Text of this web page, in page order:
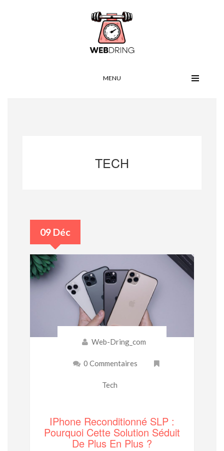
MENU
TECH
09 Déc
Web-Dring_com
0 Commentaires
Tech
IPhone Reconditionné SLP :
Pourquoi Cette Solution Séduit
De Plus En Plus ?